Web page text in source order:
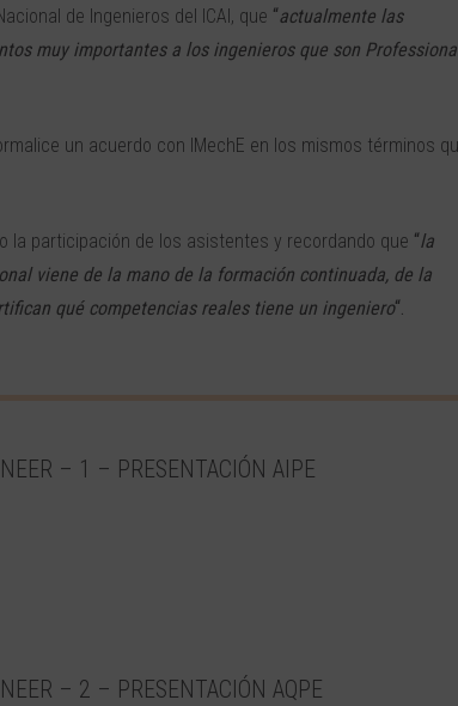
de Ingenieros del ICAI, que “actualmente las
muy importantes a los ingenieros que son
un acuerdo con IMechE en los mismos términos
la participación de los asistentes y recordando que “la
viene de la mano de la formación continuada, de la
qué competencias reales tiene un ingeniero“.
– 1 – PRESENTACIÓN AIPE
– 2 – PRESENTACIÓN AQPE